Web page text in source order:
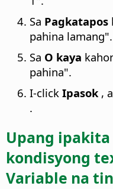
Sa Pagkatapos
pahina lamang".
Sa O kaya
pahina".
I-click Ipasok ,
.
Upang
kondisyong
Variable na